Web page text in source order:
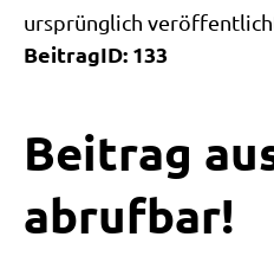
ursprünglich
BeitragID: 133
Beitrag
abrufbar!